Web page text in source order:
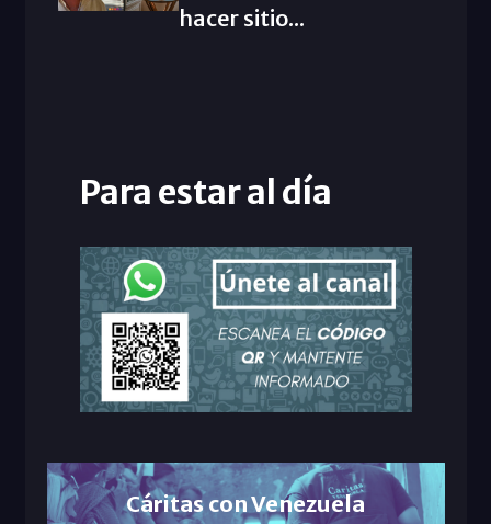
hacer sitio...
Para estar al día
Cáritas con Venezuela